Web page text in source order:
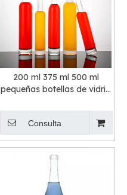
200 ml 375 ml 500 ml
pequeñas botellas de vidrio
Consulta